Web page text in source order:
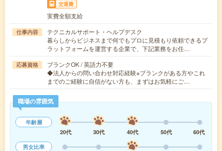
交通費
実費全額支給
仕事内容
テクニカルサポート・ヘルプデスク
暮らしからビジネスまで何でもプロに見積もり依頼できるプ
ラットフォームを運営する企業で、下記業務をお任…
応募資格
ブランクOK / 英語力不要
◆法人からの問い合わせ対応経験※ブランクがある方やこれ
までのご経験に自信がない方も、まずはお気軽にご…
職場の雰囲気
年齢層
20代
30代 40代 50代
60代
男女比率